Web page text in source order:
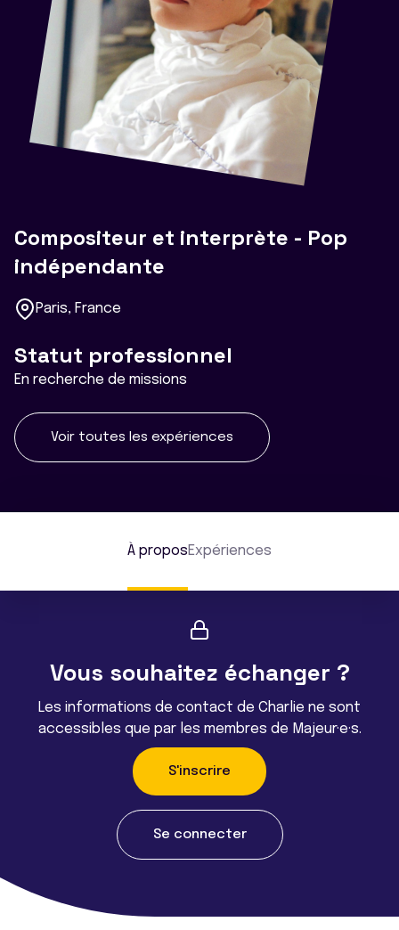
Compositeur et interprète - Pop
indépendante
Paris, France
Statut professionnel
En recherche de missions
Voir toutes les expériences
À proposExpériences
Vous souhaitez échanger ?
Les informations de contact de Charlie ne sont
accessibles que par les membres de Majeur·e·s.
S'inscrire
Se connecter